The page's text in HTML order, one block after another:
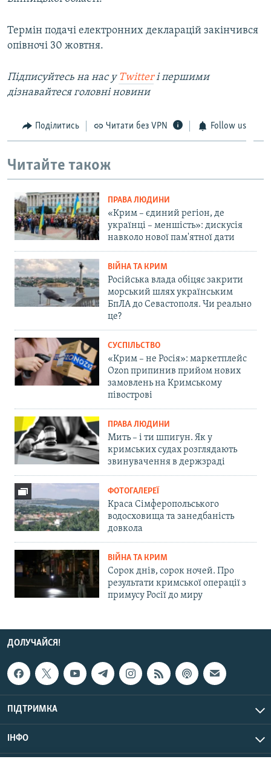
Термін подачі електронних декларацій закінчився
опівночі 30 жовтня.
Підписуйтесь на нас у Twitterі першими
дізнавайтеся головні новини
Поділитись Читати без VPN Follow us
Читайте також
ПРАВА ЛЮДИНИ
«Крим – єдиний регіон, де
українці – меншість»: дискусія
навколо нової пам'ятної дати
ВІЙНА ТА КРИМ
Російська влада обіцяє закрити
морський шлях українським
БпЛА до Севастополя. Чи реально
це?
СУСПІЛЬСТВО
«Крим – не Росія»: маркетплейс
Ozon припинив прийом нових
замовлень на Кримському
півострові
ПРАВА ЛЮДИНИ
Мить – і ти шпигун. Як у
кримських судах розглядають
звинувачення в держзраді
ФОТОГАЛЕРЕЇ
Краса Сімферопольського
водосховища та занедбаність
довкола
ВІЙНА ТА КРИМ
Сорок днів, сорок ночей. Про
результати кримської операції з
примусу Росії до миру
ДОЛУЧАЙСЯ!
ПІДТРИМКА
ІНФО